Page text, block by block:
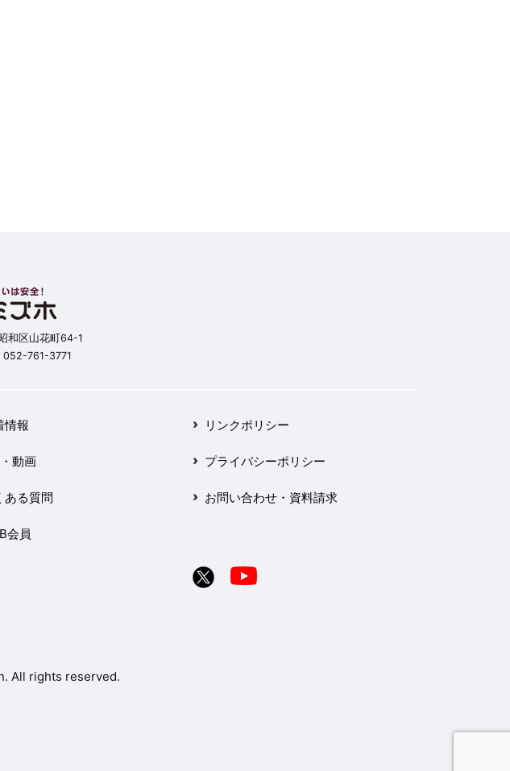
和区山花町64-1
761-3771
情報
動画
ある質問
会員
リンクポリシー
プライバシーポリシー
お問い合わせ・資料請求
All rights reserved.